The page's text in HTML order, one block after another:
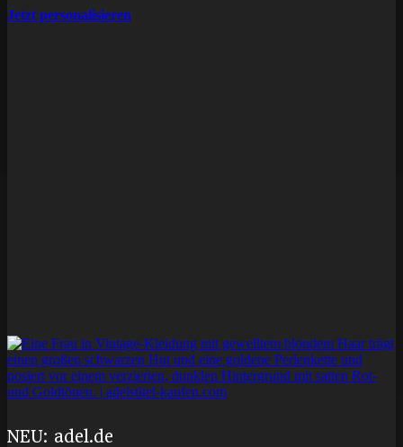
Jetzt personalisieren
NEU: adel.de